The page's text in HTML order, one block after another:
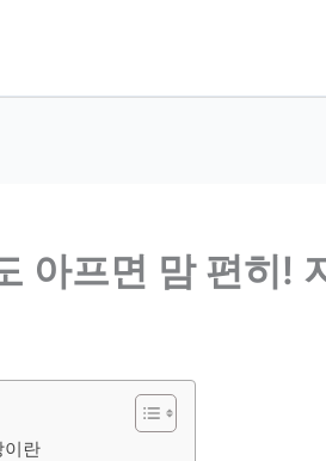
아프면 맘 편히!
이란